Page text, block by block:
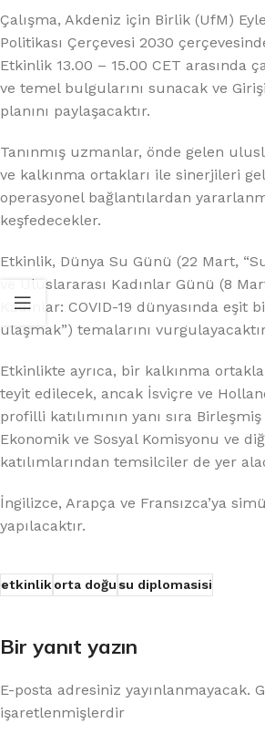
Çalışma, Akdeniz için Birlik (UfM)
Politikası Çerçevesi 2030
Etkinlik 13.00 – 15.00 CET arasında
ve temel bulgularını sunacak ve
planını paylaşacaktır.
Tanınmış uzmanlar, önde gelen
ve kalkınma ortakları ile sinerjileri
operasyonel bağlantılardan
keşfedecekler.
Etkinlik, Dünya Su Günü (22 Mart,
ve Uluslararası Kadınlar Günü (8
Kadınlar: COVID-19 dünyasında eşit
ulaşmak”) temalarını
Etkinlikte ayrıca, bir kalkınma
teyit edilecek, ancak İsviçre ve
profilli katılımının yanı sıra
Ekonomik ve Sosyal Komisyonu ve
katılımlarından temsilciler de yer
İngilizce, Arapça ve Fransızca’ya
yapılacaktır.
etkinlikorta doğusu diplomasisi
Bir yanıt yazın
E-posta adresiniz yayınlanmayacak.
işaretlenmişlerdir